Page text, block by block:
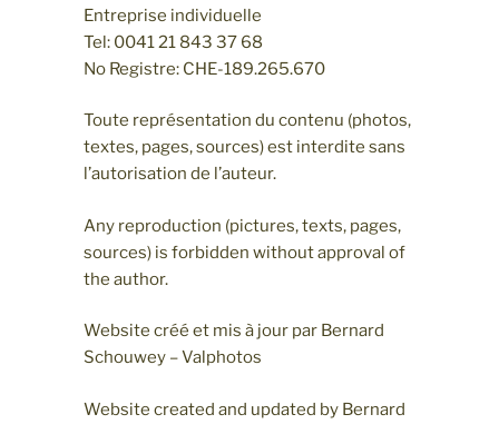
Entreprise individuelle
Tel: 0041 21 843 37 68
No Registre: CHE-189.265.670
Toute représentation du contenu (photos,
textes, pages, sources) est interdite sans
l’autorisation de l’auteur.
Any reproduction (pictures, texts, pages,
sources) is forbidden without approval of
the author.
Website créé et mis à jour par Bernard
Schouwey – Valphotos
Website created and updated by Bernard